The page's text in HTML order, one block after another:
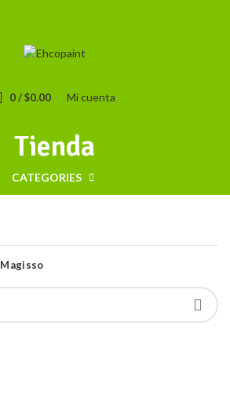
0/ $0.00 Mi cuenta
Tienda
CATEGORIES
Magisso